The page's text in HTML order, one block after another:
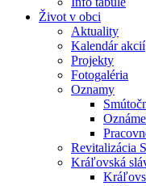
Život v obci
Aktuality
Kalendár akcií
Projekty
Fotogaléria
Oznamy
Revitalizácia
Kráľovská